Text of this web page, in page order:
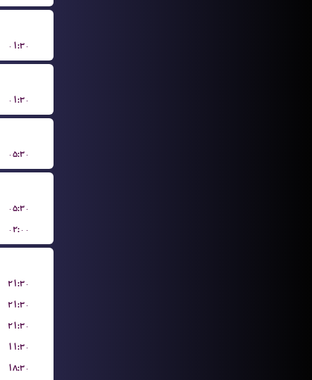
۰۱:۳۰
۰۱:۳۰
۰۵:۳۰
۰۵:۳۰
۰۲:۰۰
۲۱:۳۰
۲۱:۳۰
۲۱:۳۰
۱۱:۳۰
۱۸:۳۰